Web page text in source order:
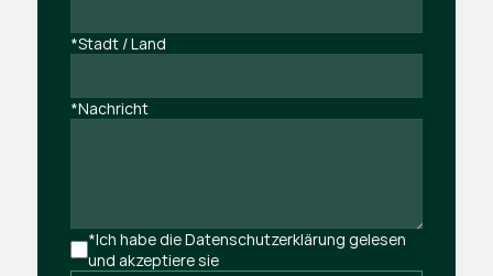
*Stadt / Land
*Nachricht
*Ich habe die Datenschutzerklärung gelesen
und akzeptiere sie